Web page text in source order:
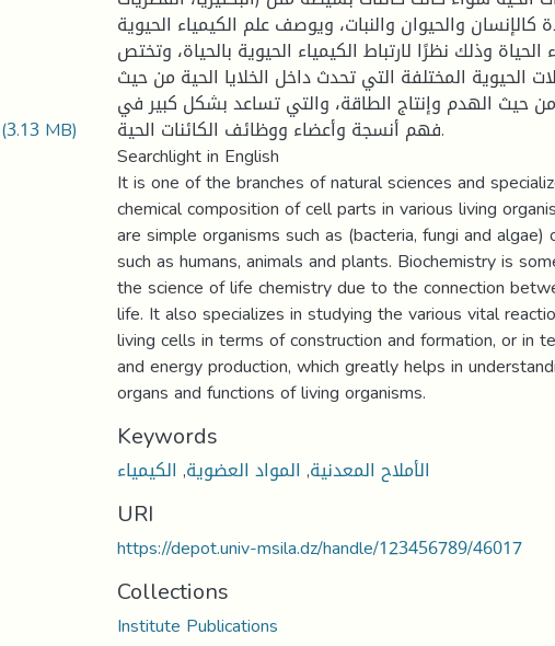
(3.13 MB)
والحيوان والنبات، ويوصف علم الكيمياء الحيوية
الحياة وذلك نظرًا لارتباط الكيمياء الحيوية بالحياة، وتختص
الحيوية المختلفة التي تحدث داخل الخلايا الحية من حيث
من حيث الهدم وإنتاج الطاقة، والتي تساعد بشكل كبير في
فهم أنسجة وأعضاء ووظائف الكائنات الحية.
Searchlight in English
It is one of the branches of natural sciences and
chemical composition of cell parts in various living
are simple organisms such as (bacteria, fungi and
such as humans, animals and plants. Biochemistry is
the science of life chemistry due to the connection
life. It also specializes in studying the various vital
living cells in terms of construction and formation, or in
and energy production, which greatly helps in
organs and functions of living organisms.
Keywords
الأملاح المعدنية, المواد العضوية, الكيمياء
URI
https://depot.univ-msila.dz/handle/123456789/46017
Collections
Institute Publications